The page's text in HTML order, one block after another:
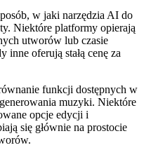
w jaki narzędzia AI do
Niektóre platformy opierają
utworów lub czasie
inne oferują stałą cenę za
funkcji dostępnych w
muzyki. Niektóre
opcje edycji i
się głównie na prostocie